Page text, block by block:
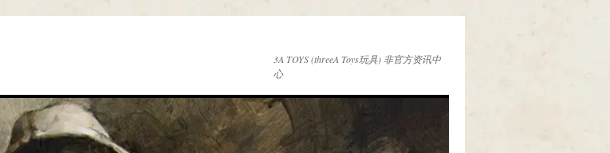
3A TOYS (threeA Toys玩具) 非官方资讯中
心